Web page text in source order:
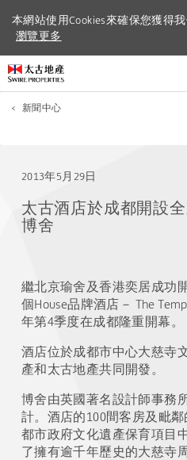
本網站使用Cookies來確保您獲得
瀏覽更多
本網站使用Cookies來確保您獲得
瀏覽更多
< 新聞中心
2013年5月29日
太古酒店於成都開設
博舍
繼北京瑜舍及香港奕居成功
個House品牌酒店－ The
年第4季度在成都隆重開幕。
酒店位於成都市中心大慈寺
產和太古地產共同開發。
博舍由英國著名設計師事務
計。酒店的100間客房及毗
都市政府文化遺產保育項目
了擁有逾千年歷史的大慈寺